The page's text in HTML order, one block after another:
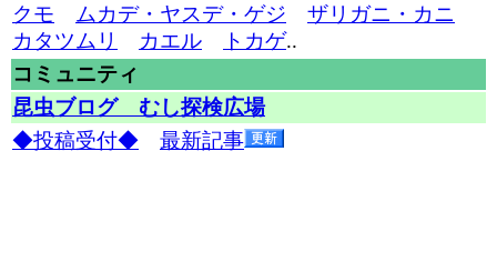
クモ
ムカデ・ヤスデ・ゲジ
ザリガニ・カニ
カタツムリ
カエル トカゲ..
コミュニティ
昆虫ブログ むし探検広場
◆投稿受付◆
最新記事